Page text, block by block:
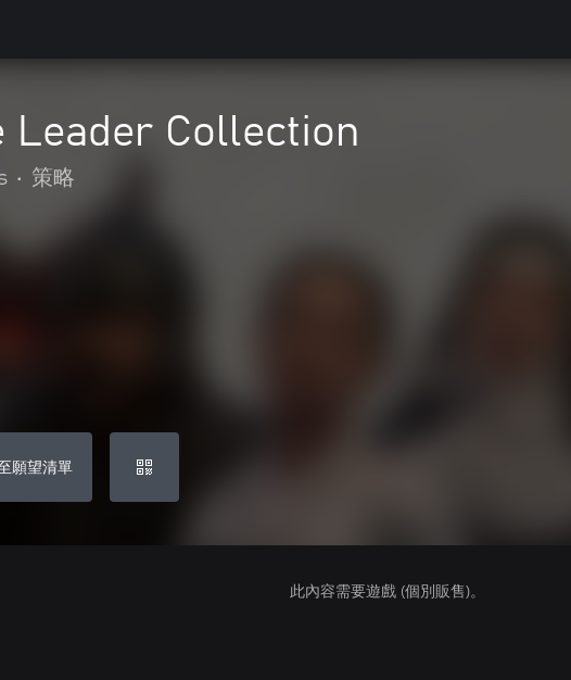
Leader Collection
• 策略
願望清單
此內容需要遊戲 (個別販售)。